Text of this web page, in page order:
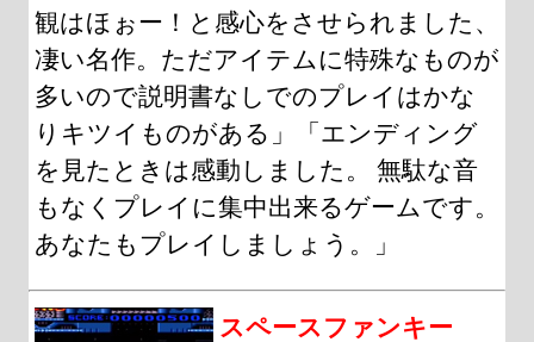
観はほぉー！と感心をさせられました、
凄い名作。ただアイテムに特殊なものが
多いので説明書なしでのプレイはかな
りキツイものがある」「エンディング
を見たときは感動しました。 無駄な音
もなくプレイに集中出来るゲームです。
あなたもプレイしましょう。」
スペースファンキー